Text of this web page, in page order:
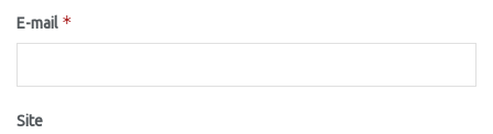
E-mail *
Site